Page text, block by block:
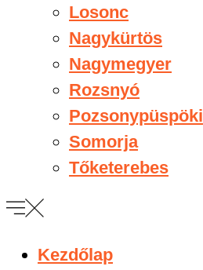
Losonc
Nagykürtös
Nagymegyer
Rozsnyó
Pozsonypüspöki
Somorja
Tőketerebes
Kezdőlap